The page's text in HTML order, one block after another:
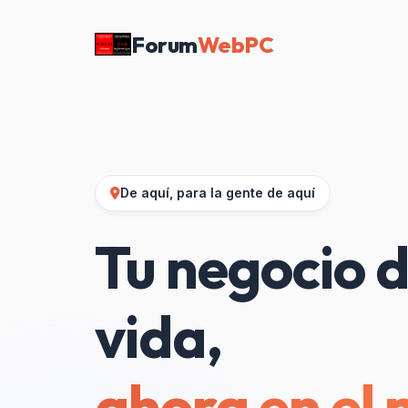
ForumWebPC
De aquí, para la gente de aquí
Tu negocio
vida,